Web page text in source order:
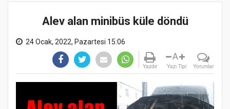
Alev alan minibüs küle döndü
24 Ocak, 2022, Pazartesi 15:06
Yazdır
A
Yazı Tipi Yorumlar